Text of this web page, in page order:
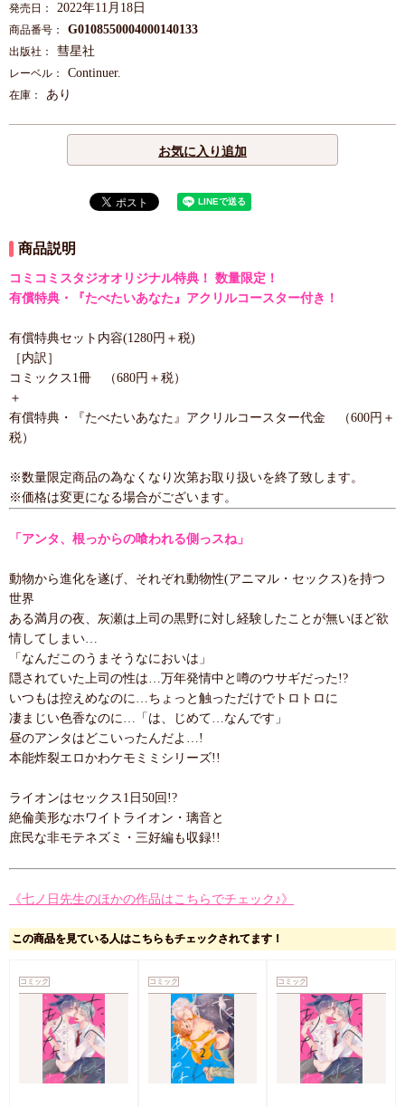
発売日： 2022年11月18日
商品番号： G0108550004000140133
出版社： 彗星社
レーベル： Continuer.
在庫： あり
お気に入り追加
商品説明
コミコミスタジオオリジナル特典！ 数量限定！
有償特典・『たべたいあなた』アクリルコースター付き！
有償特典セット内容(1280円＋税)
［内訳］
コミックス1冊 （680円＋税）
＋
有償特典・『たべたいあなた』アクリルコースター代金 （600円＋
税）
※数量限定商品の為なくなり次第お取り扱いを終了致します。
※価格は変更になる場合がございます。
「アンタ、根っからの喰われる側っスね」
動物から進化を遂げ、それぞれ動物性(アニマル・セックス)を持つ
世界
ある満月の夜、灰瀬は上司の黒野に対し経験したことが無いほど欲
情してしまい…
「なんだこのうまそうなにおいは」
隠されていた上司の性は…万年発情中と噂のウサギだった!?
いつもは控えめなのに…ちょっと触っただけでトロトロに
凄まじい色香なのに…「は、じめて…なんです」
昼のアンタはどこいったんだよ…!
本能炸裂エロかわケモミミシリーズ!!
ライオンはセックス1日50回!?
絶倫美形なホワイトライオン・璃音と
庶民な非モテネズミ・三好編も収録!!
《七ノ日先生のほかの作品はこちらでチェック♪》
この商品を見ている人はこちらもチェックされてます！
コミック コミック コミック